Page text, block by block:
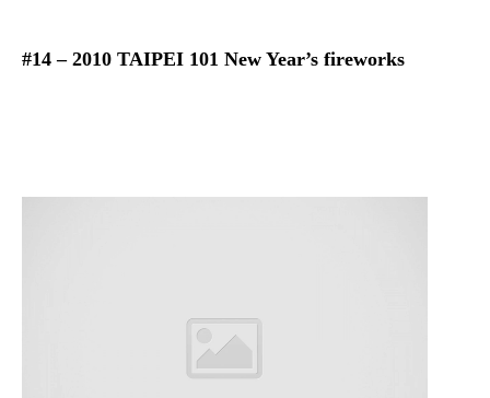
#14 – 2010 TAIPEI 101 New Year’s fireworks